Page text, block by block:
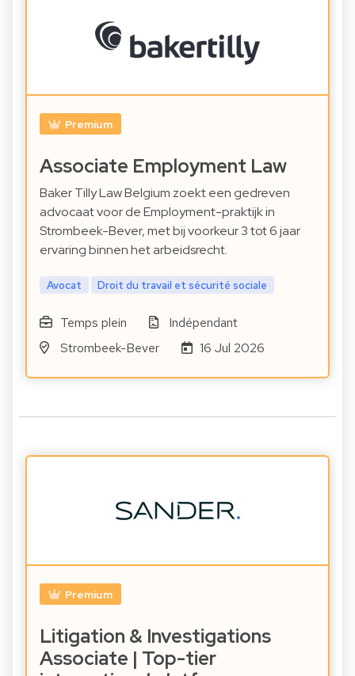
Premium
Associate Employment Law
Baker Tilly Law Belgium zoekt een gedreven
advocaat voor de Employment-praktijk in
Strombeek-Bever, met bij voorkeur 3 tot 6 jaar
ervaring binnen het arbeidsrecht.
Avocat Droit du travail et sécurité sociale
Temps plein
Indépendant
Strombeek-Bever
16 Jul 2026
Premium
Litigation & Investigations
Associate | Top-tier